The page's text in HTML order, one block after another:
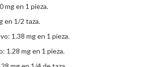
mg en 1 pieza.
en 1/2 taza.
1.38 mg en 1 pieza.
1.28 mg en 1 pieza.